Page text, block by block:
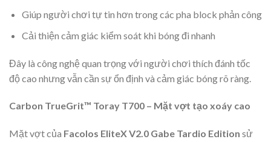
Giúp người chơi tự tin hơn trong các pha block phản công
Cải thiện cảm giác kiểm soát khi bóng đi nhanh
Đây là công nghệ quan trọng với người chơi thích đánh tốc
độ cao nhưng vẫn cần sự ổn định và cảm giác bóng rõ ràng.
Carbon TrueGrit™ Toray T700 – Mặt vợt tạo xoáy cao
Mặt vợt của Facolos EliteX V2.0 Gabe Tardio Edition sử